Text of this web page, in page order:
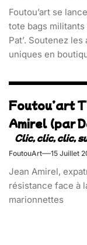
Foutou’art se
tote bags militants
Pat’. Soutenez
uniques en
Foutou’art
Amirel (par
FoutouArt 15 Juillet
Jean Amirel,
résistance face à
marionnettes